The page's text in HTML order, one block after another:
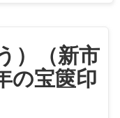
）（新市
の宝篋印